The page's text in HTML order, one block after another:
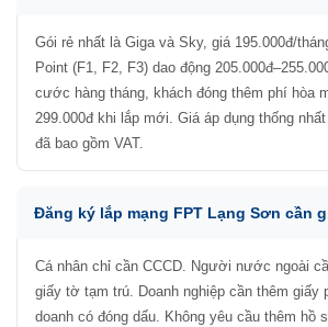
Gói rẻ nhất là Giga và Sky, giá 195.000đ/
Point (F1, F2, F3) dao động
cước hàng tháng, khách đóng thêm phí hòa
299.000đ khi lắp mới. Giá áp dụng thống
đã bao gồm VAT.
Đăng ký lắp mạng FPT Lạng Sơn cần
Cá nhân chỉ cần CCCD. Người nước ngoài
giấy tờ tạm trú. Doanh nghiệp cần thêm giấy
doanh có đóng dấu. Không yêu cầu thêm hồ